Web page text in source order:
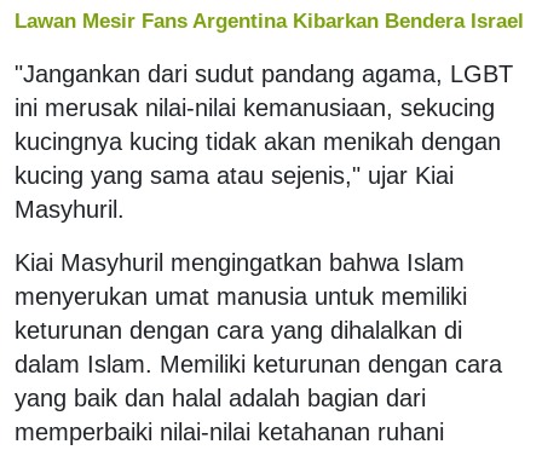
Lawan Mesir Fans Argentina Kibarkan Bendera Israel
"Jangankan dari sudut pandang agama, LGBT
ini merusak nilai-nilai kemanusiaan, sekucing
kucingnya kucing tidak akan menikah dengan
kucing yang sama atau sejenis," ujar Kiai
Masyhuril.
Kiai Masyhuril mengingatkan bahwa Islam
menyerukan umat manusia untuk memiliki
keturunan dengan cara yang dihalalkan di
dalam Islam. Memiliki keturunan dengan cara
yang baik dan halal adalah bagian dari
memperbaiki nilai-nilai ketahanan ruhani